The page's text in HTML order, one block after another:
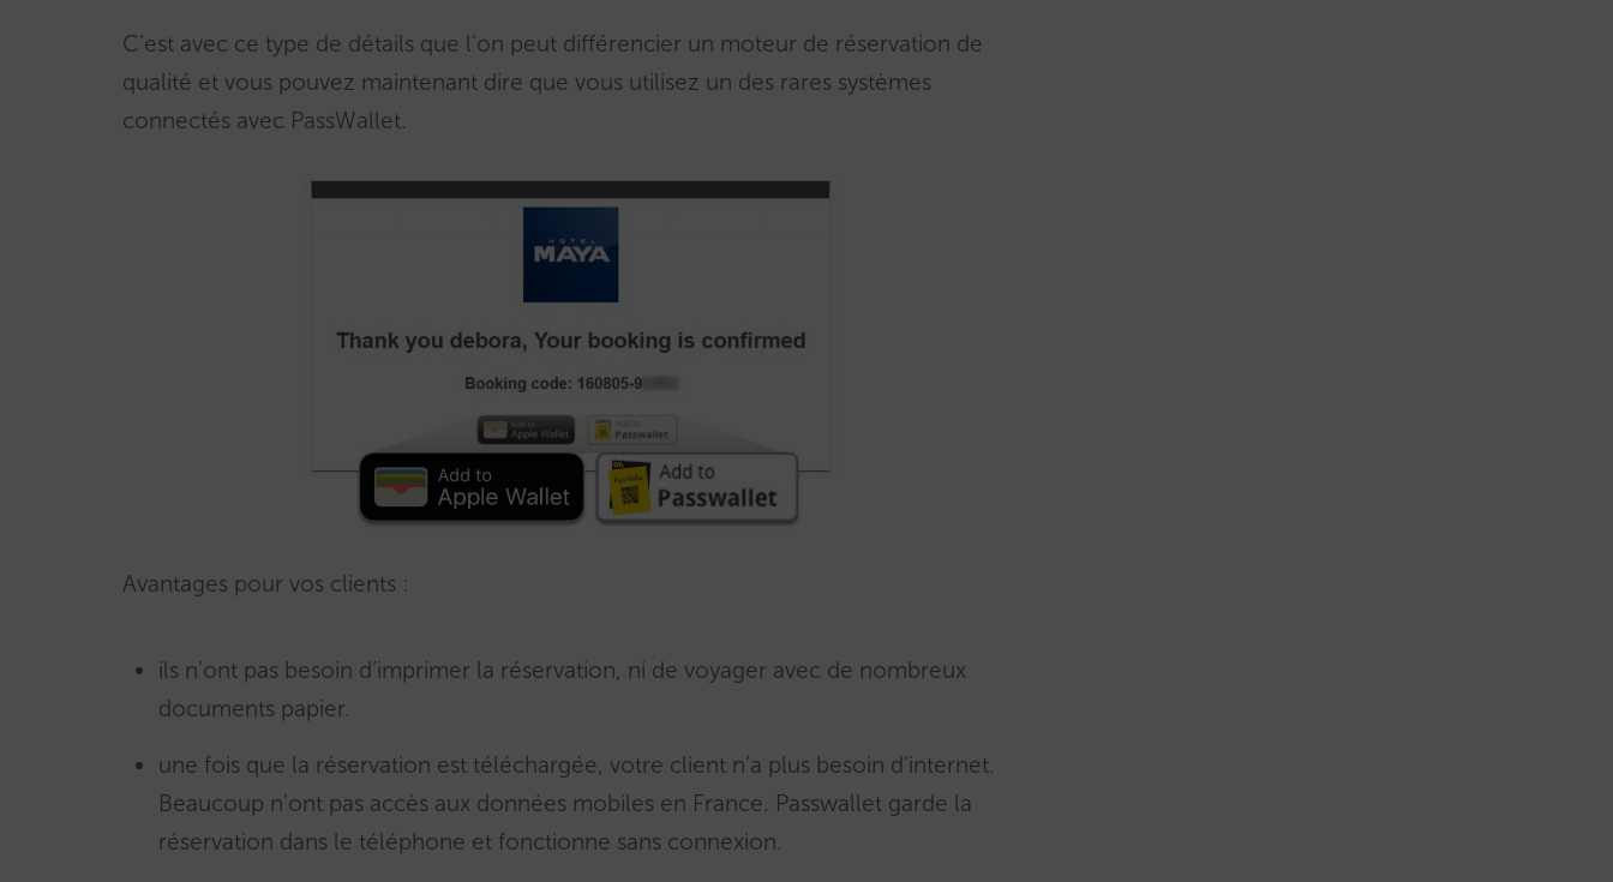
C’est avec ce type de détails que l’on peut différencier un moteur de réservation de
qualité et vous pouvez maintenant dire que vous utilisez un des rares systèmes
connectés avec PassWallet.
Avantages pour vos clients :
ils n’ont pas besoin d’imprimer la réservation, ni de voyager avec de nombreux
documents papier.
une fois que la réservation est téléchargée, votre client n’a plus besoin d’internet.
Beaucoup n’ont pas accès aux données mobiles en France. Passwallet garde la
réservation dans le téléphone et fonctionne sans connexion.